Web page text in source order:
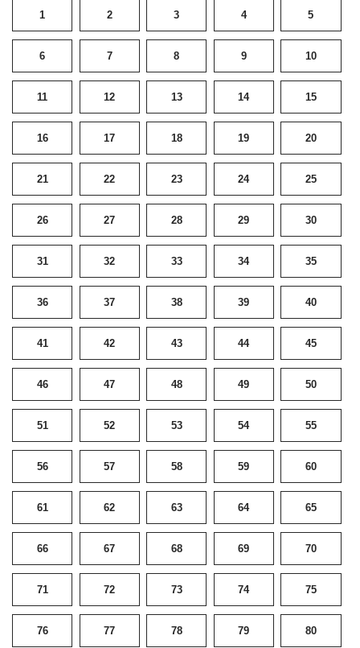
1 2 3 4 5
6 7 8 9 10
11 12 13 14 15
16 17 18 19 20
21 22 23 24 25
26 27 28 29 30
31 32 33 34 35
36 37 38 39 40
41 42 43 44 45
46 47 48 49 50
51 52 53 54 55
56 57 58 59 60
61 62 63 64 65
66 67 68 69 70
71 72 73 74 75
76 77 78 79 80